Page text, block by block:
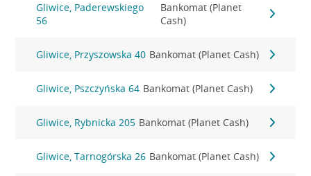
Gliwice, Paderewskiego
56
Bankomat (Planet
Cash)
Gliwice, Przyszowska 40 Bankomat (Planet Cash)
Gliwice, Pszczyńska 64 Bankomat (Planet Cash)
Gliwice, Rybnicka 205 Bankomat (Planet Cash)
Gliwice, Tarnogórska 26 Bankomat (Planet Cash)